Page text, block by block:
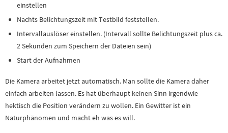
einstellen
Nachts Belichtungszeit mit Testbild feststellen.
Intervallauslöser einstellen. (Intervall sollte Belichtungszeit plus ca.
2 Sekunden zum Speichern der Dateien sein)
Start der Aufnahmen
Die Kamera arbeitet jetzt automatisch. Man sollte die Kamera daher
einfach arbeiten lassen. Es hat überhaupt keinen Sinn irgendwie
hektisch die Position verändern zu wollen. Ein Gewitter ist ein
Naturphänomen und macht eh was es will.